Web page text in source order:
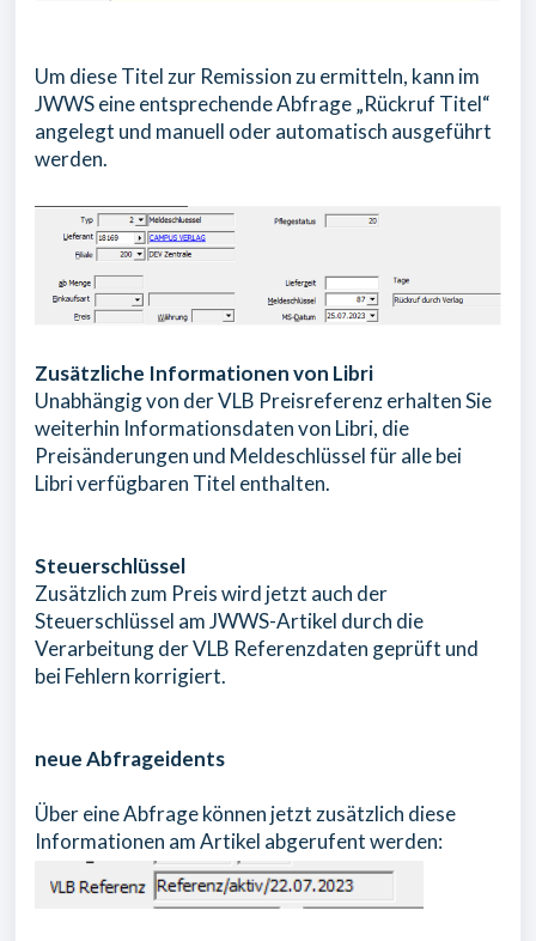
Um diese Titel zur Remission zu ermitteln, kann im
JWWS eine entsprechende Abfrage „Rückruf Titel“
angelegt und manuell oder automatisch ausgeführt
werden.
Zusätzliche Informationen von Libri
Unabhängig von der VLB Preisreferenz erhalten Sie
weiterhin Informationsdaten von Libri, die
Preisänderungen und Meldeschlüssel für alle bei
Libri verfügbaren Titel enthalten.
Steuerschlüssel
Zusätzlich zum Preis wird jetzt auch der
Steuerschlüssel am JWWS-Artikel durch die
Verarbeitung der VLB Referenzdaten geprüft und
bei Fehlern korrigiert.
neue Abfrageidents
Über eine Abfrage können jetzt zusätzlich diese
Informationen am Artikel abgerufent werden: